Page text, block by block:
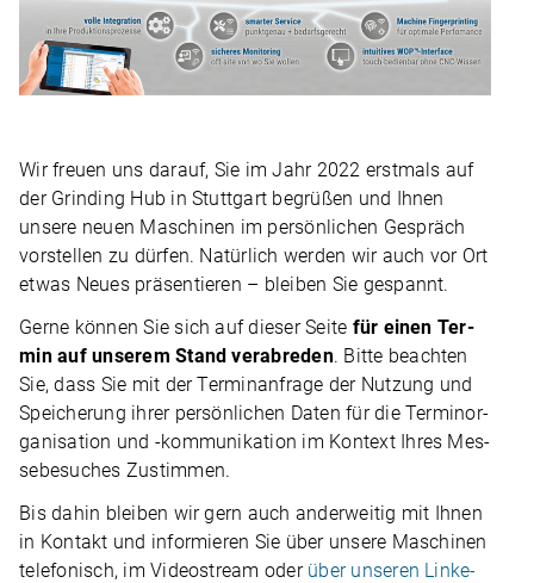
Wir freuen uns dar­auf, Sie im Jahr 2022 erst­mals auf
der Grin­ding Hub in Stutt­gart begrü­ßen und Ihnen
unsere neuen Maschi­nen im per­sön­li­chen Gespräch
vor­stel­len zu dür­fen. Natür­lich wer­den wir auch vor Ort
etwas Neues prä­sen­tie­ren – blei­ben Sie gespannt.
Gerne kön­nen Sie sich auf die­ser Seite für einen Ter­
min auf unse­rem Stand ver­ab­re­den. Bitte beach­ten
Sie, dass Sie mit der Ter­min­an­frage der Nut­zung und
Spei­che­rung ihrer per­sön­li­chen Daten für die Ter­min­or­
ga­ni­sa­tion und ‑kom­mu­ni­ka­tion im Kon­text Ihres Mes­
se­be­su­ches Zustimmen.
Bis dahin blei­ben wir gern auch ander­wei­tig mit Ihnen
in Kon­takt und infor­mie­ren Sie über unsere Maschi­nen
tele­fo­nisch, im Video­stream oder über unse­ren Lin­ke­